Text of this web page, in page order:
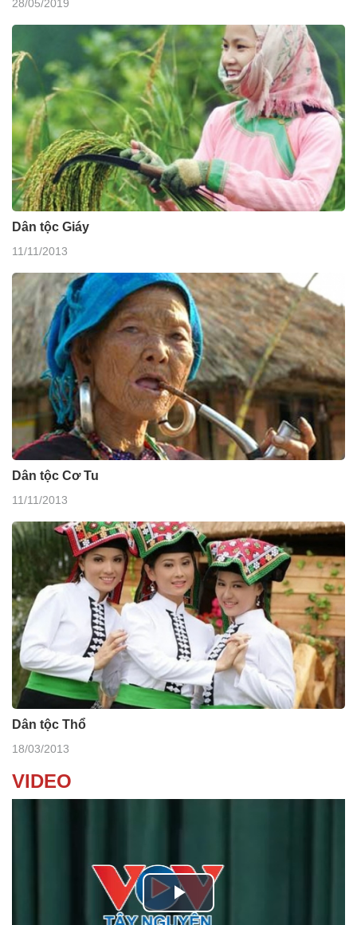
28/05/2019
Dân tộc Giáy
11/11/2013
Dân tộc Cơ Tu
11/11/2013
Dân tộc Thổ
18/03/2013
VIDEO
P